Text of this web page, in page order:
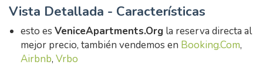
Vista Detallada - Características
esto es VeniceApartments.Org la reserva directa al
mejor precio, también vendemos en Booking.Com,
Airbnb, Vrbo